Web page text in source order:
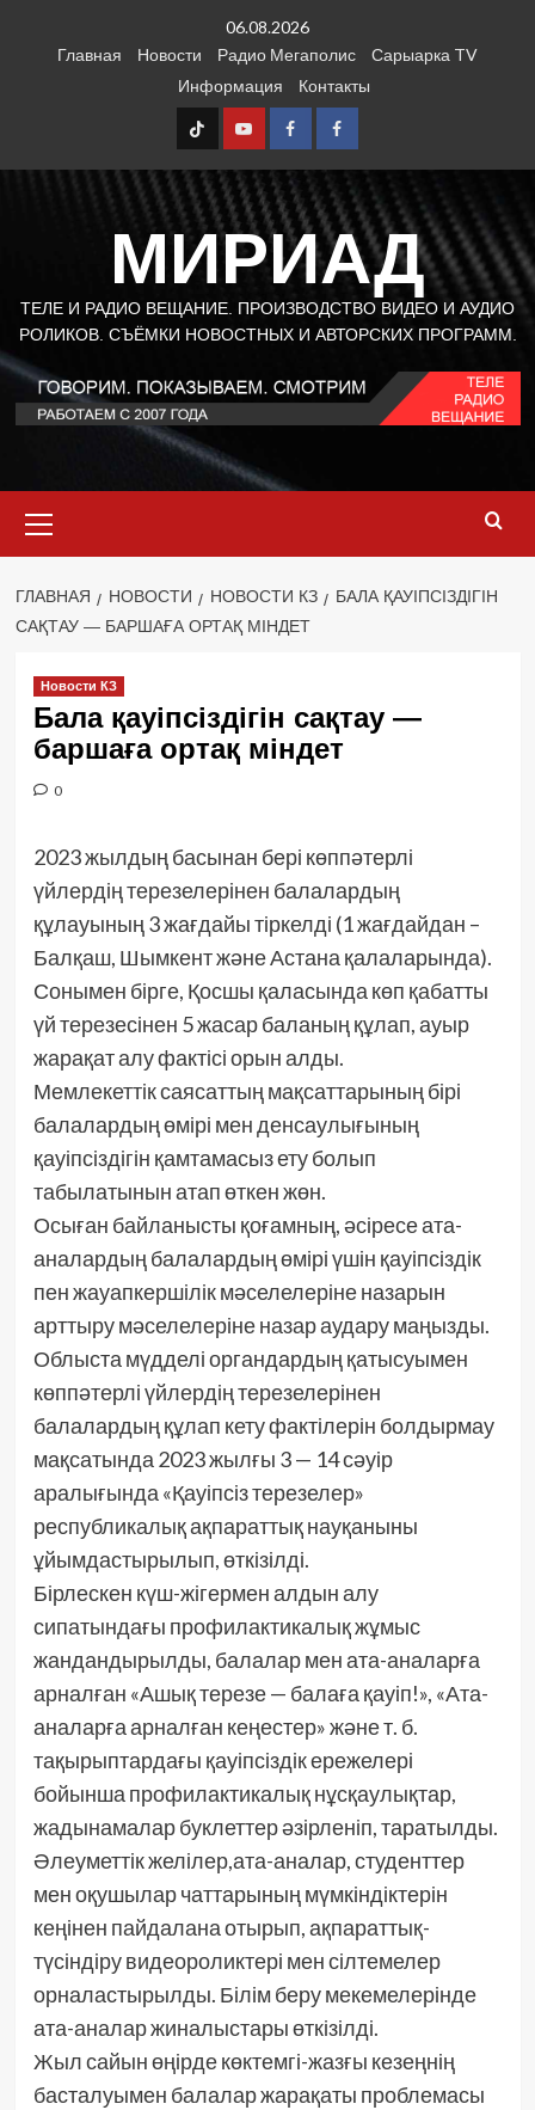
06.08.2026
Главная
Новости Радио Мегаполис
Сарыарка TV
Информация
Контакты
TT Youtube
FB1 FB2
МИРИАД
ТЕЛЕ И РАДИО ВЕЩАНИЕ. ПРОИЗВОДСТВО ВИДЕО И АУДИО
РОЛИКОВ. СЪЁМКИ НОВОСТНЫХ И АВТОРСКИХ ПРОГРАММ.
меню
ГЛАВНАЯ НОВОСТИ НОВОСТИ КЗ
БАЛА ҚАУІПСІЗДІГІН
САҚТАУ — БАРШАҒА ОРТАҚ МІНДЕТ
Новости КЗ
Бала қауіпсіздігін сақтау —
баршаға ортақ міндет
0
2023 жылдың басынан бері көппәтерлі
үйлердің терезелерінен балалардың
құлауының 3 жағдайы тіркелді (1 жағдайдан –
Балқаш, Шымкент және Астана қалаларында).
Сонымен бірге, Қосшы қаласында көп қабатты
үй терезесінен 5 жасар баланың құлап, ауыр
жарақат алу фактісі орын алды.
Мемлекеттік саясаттың мақсаттарының бірі
балалардың өмірі мен денсаулығының
қауіпсіздігін қамтамасыз ету болып
табылатынын атап өткен жөн.
Осыған байланысты қоғамның, әсіресе ата-
аналардың балалардың өмірі үшін қауіпсіздік
пен жауапкершілік мәселелеріне назарын
арттыру мәселелеріне назар аудару маңызды.
Облыста мүдделі органдардың қатысуымен
көппәтерлі үйлердің терезелерінен
балалардың құлап кету фактілерін болдырмау
мақсатында 2023 жылғы 3 — 14 сәуір
аралығында «Қауіпсіз терезелер»
республикалық ақпараттық науқаныны
ұйымдастырылып, өткізілді.
Бірлескен күш-жігермен алдын алу
сипатындағы профилактикалық жұмыс
жандандырылды, балалар мен ата-аналарға
арналған «Ашық терезе — балаға қауіп!», «Ата-
аналарға арналған кеңестер» және т. б.
тақырыптардағы қауіпсіздік ережелері
бойынша профилактикалық нұсқаулықтар,
жадынамалар буклеттер әзірленіп, таратылды.
Әлеуметтік желілер,ата-аналар, студенттер
мен оқушылар чаттарының мүмкіндіктерін
кеңінен пайдалана отырып, ақпараттық-
түсіндіру видеороликтері мен сілтемелер
орналастырылды. Білім беру мекемелерінде
ата-аналар жиналыстары өткізілді.
Жыл сайын өңірде көктемгі-жазғы кезеңнің
басталуымен балалар жарақаты проблемасы